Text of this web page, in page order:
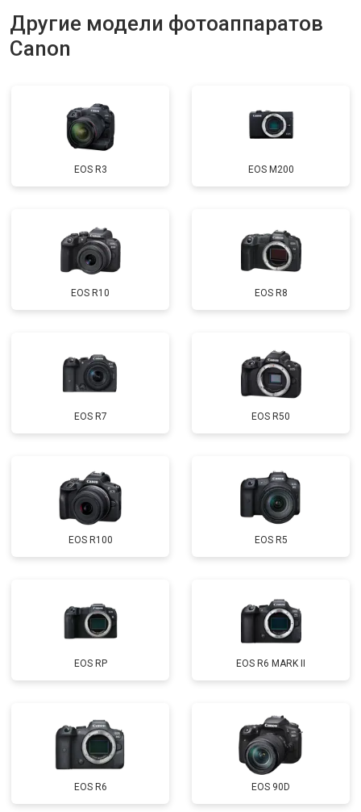
Другие модели фотоаппаратов
Canon
EOS R3 EOS M200
EOS R10 EOS R8
EOS R7 EOS R50
EOS R100 EOS R5
EOS RP EOS R6 MARK II
EOS R6 EOS 90D